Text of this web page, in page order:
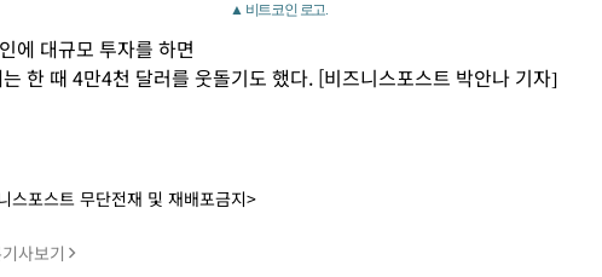
▲ 비트코인 로고.
에 대규모 투자를 하면
한 때 4만4천 달러를 웃돌기도 했다. [비즈니스포스트 박안나 기자]
스포스트 무단전재 및 재배포금지>
사보기